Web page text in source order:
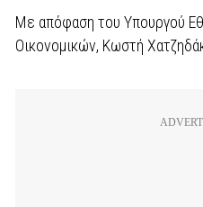
Με απόφαση του Υπουργού
Οικονομικών, Κωστή